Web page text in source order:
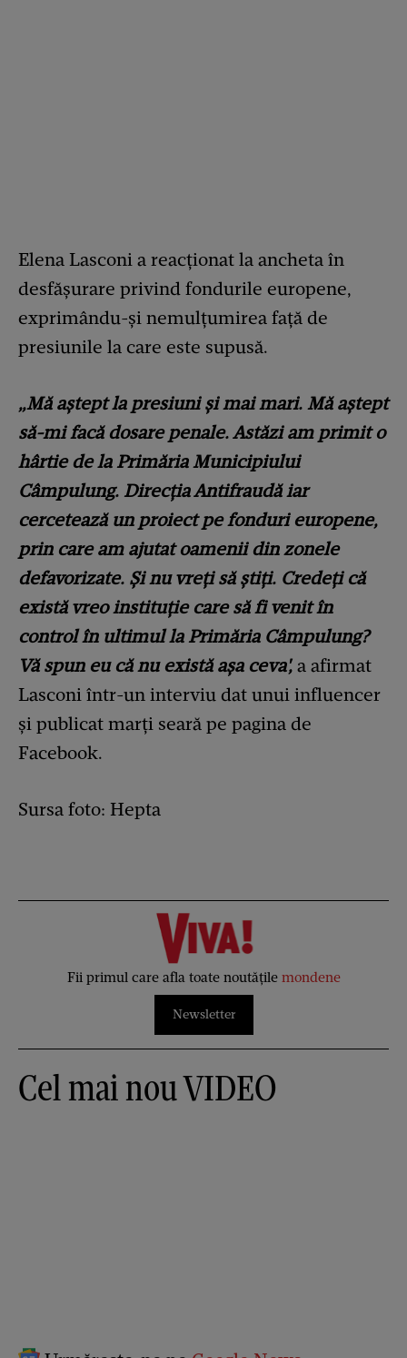
Elena Lasconi a reacționat la ancheta în
desfășurare privind fondurile europene,
exprimându-și nemulțumirea față de
presiunile la care este supusă.
„Mă aștept la presiuni și mai mari. Mă aștept
să-mi facă dosare penale. Astăzi am primit o
hârtie de la Primăria Municipiului
Câmpulung. Direcția Antifraudă iar
cercetează un proiect pe fonduri europene,
prin care am ajutat oamenii din zonele
defavorizate. Și nu vreți să știți. Credeți că
există vreo instituție care să fi venit în
control în ultimul la Primăria Câmpulung?
Vă spun eu că nu există așa ceva', a afirmat
Lasconi într-un interviu dat unui influencer
și publicat marți seară pe pagina de
Facebook.
Sursa foto: Hepta
Fii primul care afla toate noutățile mondene
Newsletter
Cel mai nou VIDEO